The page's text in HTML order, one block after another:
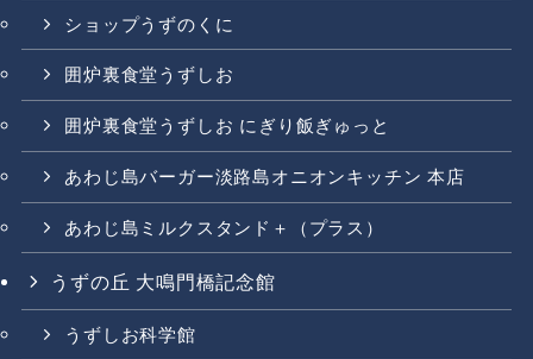
ショップうずのくに
囲炉裏食堂うずしお
囲炉裏食堂うずしお にぎり飯ぎゅっと
あわじ島バーガー淡路島オニオンキッチン 本店
あわじ島ミルクスタンド＋（プラス）
うずの丘 大鳴門橋記念館
うずしお科学館